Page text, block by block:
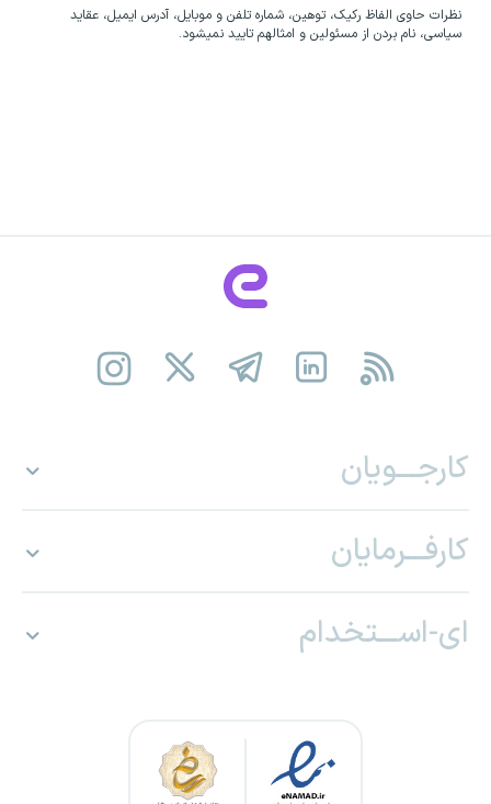
نظرات حاوی الفاظ رکیک، توهین، شماره تلفن و موبایل، آدرس ایمیل، عقاید
سیاسی، نام بردن از مسئولین و امثالهم تایید نمیشود.
کارجـــویان
کارفـــرمایان
ای-اســـتخدام